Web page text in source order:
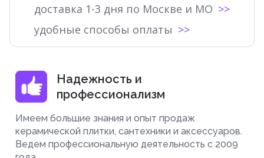
доставка 1-3 дня по Москве и МО
удобные способы оплаты
Надежность и
профессионализм
Имеем большие знания и опыт продаж
керамической плитки, сантехники и аксессуаров.
Ведем профессиональную деятельность с 2009